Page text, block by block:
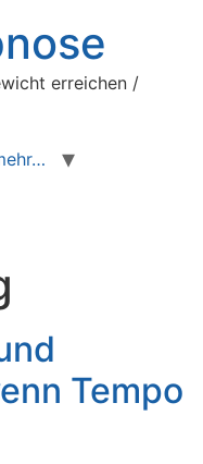
erreichen /
Tempo